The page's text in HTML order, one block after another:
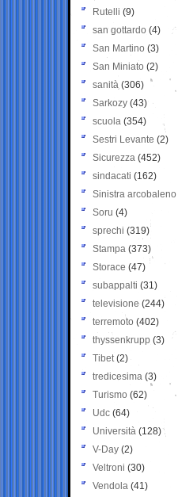
Rutelli (9)
san gottardo (4)
San Martino (3)
San Miniato (2)
sanità (306)
Sarkozy (43)
scuola (354)
Sestri Levante (2)
Sicurezza (452)
sindacati (162)
Sinistra arcobaleno
Soru (4)
sprechi (319)
Stampa (373)
Storace (47)
subappalti (31)
televisione(244)
terremoto (402)
thyssenkrupp (3)
Tibet(2)
tredicesima (3)
Turismo (62)
Udc (64)
Università (128)
V-Day (2)
Veltroni (30)
Vendola (41)